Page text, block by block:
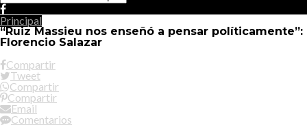
Principal
“Ruiz Massieu nos enseñó a pensar políticamente”:
Florencio Salazar
Compartir
Tweet
Compartir
Compartir
Email
Comentarios